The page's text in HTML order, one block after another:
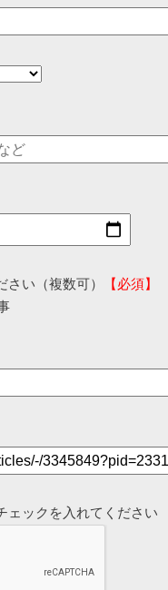
い（複数可）
【必須】
ェックを入れてください